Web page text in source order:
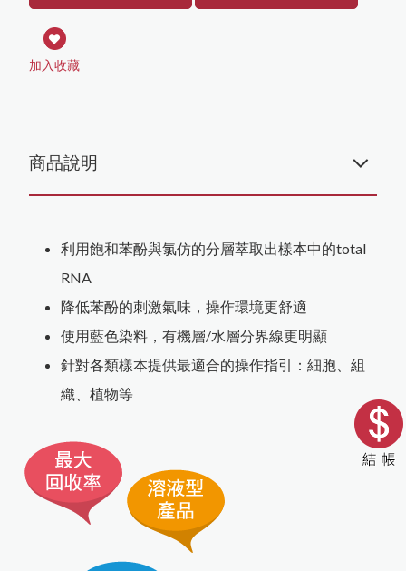
加入收藏
商品說明
利用飽和苯酚與氯仿的分層萃取出樣本中的total
RNA
降低苯酚的刺激氣味，操作環境更舒適
使用藍色染料，有機層/水層分界線更明顯
針對各類樣本提供最適合的操作指引：細胞、組
織、植物等